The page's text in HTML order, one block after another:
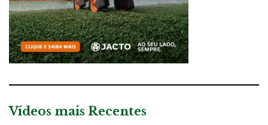
Vídeos mais Recentes